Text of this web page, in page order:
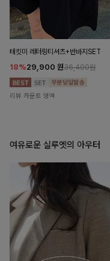
테킷미 레터링티셔츠+반바지SET
18%29,900 원36,400원
리뷰 카운트 영역
여유로운 실루엣의 아우터